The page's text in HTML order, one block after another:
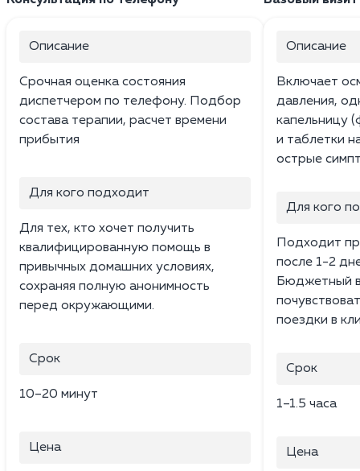
Описание
Срочная оценка состояния
диспетчером по телефону. Подбор
состава терапии, расчет времени
прибытия
Для кого подходит
Для тех, кто хочет получить
квалифицированную помощь в
привычных домашних условиях,
сохраняя полную анонимность
перед окружающими.
Срок
10–20 минут
Цена
Описание
Включает
давления,
капельницу
и таблетки
острые
Для кого
Подходит
после 1-2
Бюджетный
поездки в
Срок
1–1.5 часа
Цена